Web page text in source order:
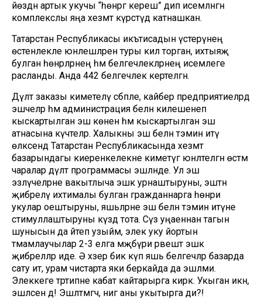
йөздән артык укучы “һөнәргә кереш” дип исемләнгән
комплекслы яңа хезмәт күрсәтүдә катнашкан.
Татарстан Республикасы икътисадын үстерүнең
өстенлекле юнәлешләренә туры килә торган, ихтыяҗ
булган һөнәрләрнең һәм белгечлекләрнең исемлеге
расланды. Анда 442 белгечлек кертелгән.
Дәүләт заказы киметелү сәбәп­ле, кайбер предприятиеләрдә
эшчеләр һәм администрация белән килешенеп
кыскартылган эш көненә һәм кыскартылган эш
атнасына күчтеләр. Халыкны эш белән тәэмин итү
өлкәсендә Татарстан Республикасында хезмәт
базарындагы киеренкелекне киметүгә юнәлтелгән өстәмә
чаралар дәүләт программасы эшләнде. Ул эш
эзләүчеләрне вакытлыча эшкә урнаштыруны, эштән
җибәрелү ихтималы булган гражданнарга һөнәри
укулар оештыруны, яшьләрне эш белән тәэмин итүне
стимуллаштыруны күздә тота. Сүз уңаеннан тагын
шунысын да әйтеп узыйм, элек уку йортын
тәмамлаучылар 2-3 елга мәҗбүри рәвештә эшкә
җибәреләләр иде. Ә хәзер бик күп яшь белгечләр базарда
сату итә, урам чистарта яки беркайда да эшләми.
Элеккеге тәртипне кабат кайтарырга кирәк. Укыган икән,
эшләсен дә! Эшләтмәгәч, нигә аны укытырга ди?!